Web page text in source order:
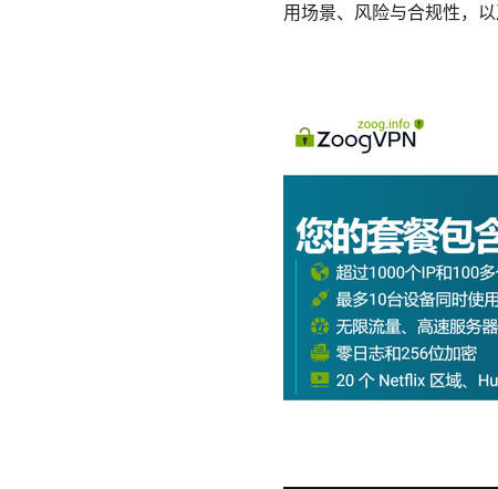
用场景、风险与合规性，